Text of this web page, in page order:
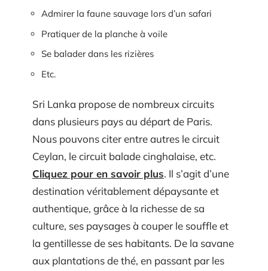
Admirer la faune sauvage lors d’un safari
Pratiquer de la planche à voile
Se balader dans les rizières
Etc.
Sri Lanka propose de nombreux circuits
dans plusieurs pays au départ de Paris.
Nous pouvons citer entre autres le circuit
Ceylan, le circuit balade cinghalaise, etc.
Cliquez pour en savoir plus. Il s’agit d’une
destination véritablement dépaysante et
authentique, grâce à la richesse de sa
culture, ses paysages à couper le souffle et
la gentillesse de ses habitants. De la savane
aux plantations de thé, en passant par les